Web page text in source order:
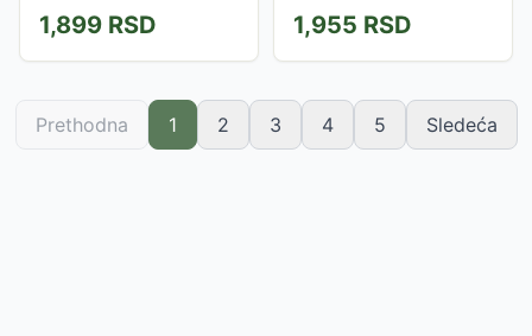
1,899 RSD
narukvica. Vodootporan na
1,955 RSD
Prethodna 1 2 3 4 5 Sledeća